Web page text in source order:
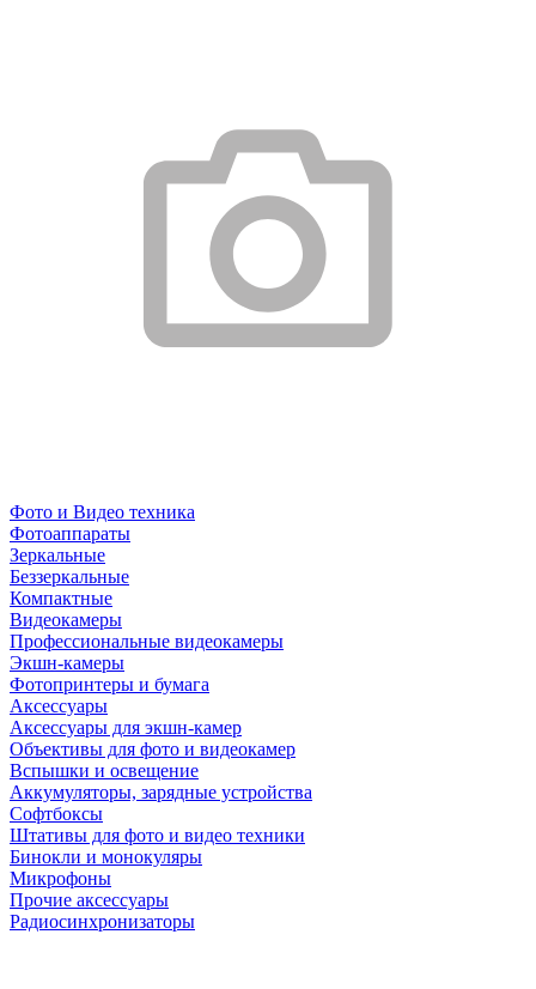
Фото и Видео техника
Фотоаппараты
Зеркальные
Беззеркальные
Компактные
Видеокамеры
Профессиональные видеокамеры
Экшн-камеры
Фотопринтеры и бумага
Аксессуары
Аксессуары для экшн-камер
Объективы для фото и видеокамер
Вспышки и освещение
Аккумуляторы, зарядные устройства
Софтбоксы
Штативы для фото и видео техники
Бинокли и монокуляры
Микрофоны
Прочие аксессуары
Радиосинхронизаторы